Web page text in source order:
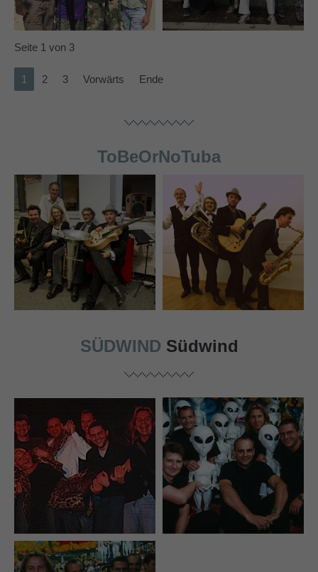
Seite 1 von 3
1 2 3 Vorwärts Ende
ToBeOrNoTuba
SÜDWIND Südwind